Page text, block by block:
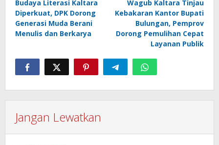
pos
Budaya Literasi Kaltara
Diperkuat, DPK Dorong
Generasi Muda Berani
Menulis dan Berkarya
Wagub Kaltara Tinjau
Kebakaran Kantor Bupati
Bulungan, Pemprov
Dorong Pemulihan Cepat
Layanan Publik
Jangan Lewatkan